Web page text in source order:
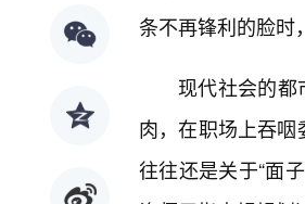
条不再锋利的脸时
现代社会的都
肉，在职场上吞
往往还是关于“面